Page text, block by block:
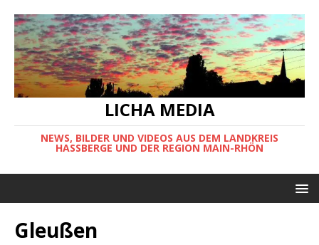
LICHA MEDIA
NEWS, BILDER UND VIDEOS AUS DEM LANDKREIS
HASSBERGE UND DER REGION MAIN-RHÖN
Gleußen